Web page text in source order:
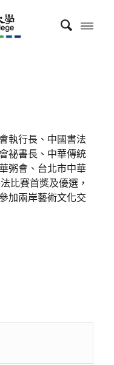
執行長、中國書法
祕書長、中華傳統
粥會、台北市中華
比賽首獎及優選，
加兩岸藝術文化交